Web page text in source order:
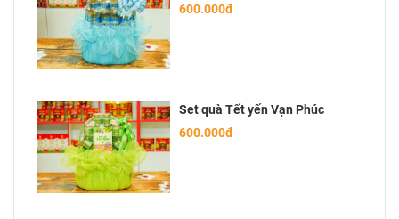
600.000đ
Set quà Tết yến Vạn Phúc
600.000đ